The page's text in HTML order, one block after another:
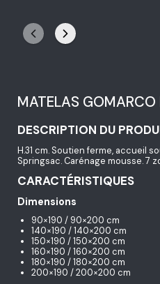
MATELAS GOMARCO
DESCRIPTION DU
H.31 cm. Soutien ferme, accueil
Springsac. Carénage mousse. 7
CARACTÉRISTIQUES
Dimensions
90×190 / 90×200 cm
140×190 / 140×200 cm
150×190 / 150×200 cm
160×190 / 160×200 cm
180×190 / 180×200 cm
200×190 / 200×200 cm